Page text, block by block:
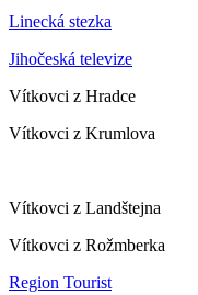
Linecká stezka
Jihočeská televize
Vítkovci z Hradce
Vítkovci z Krumlova
Vítkovci z Landštejna
Vítkovci z Rožmberka
Region Tourist